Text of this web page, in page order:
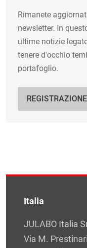
Rimanete
newsletter. In
ultime notizie
tenere d'occhio
portafoglio.
Italia
JULABO Italia
Via M.